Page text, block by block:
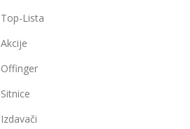
Top-Lista
Akcije
Offinger
Sitnice
Izdavači